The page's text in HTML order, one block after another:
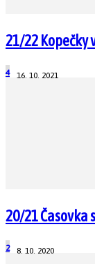
21/22 Kopečky
16. 10. 2021
4
20/21 Časovka
8. 10. 2020
2